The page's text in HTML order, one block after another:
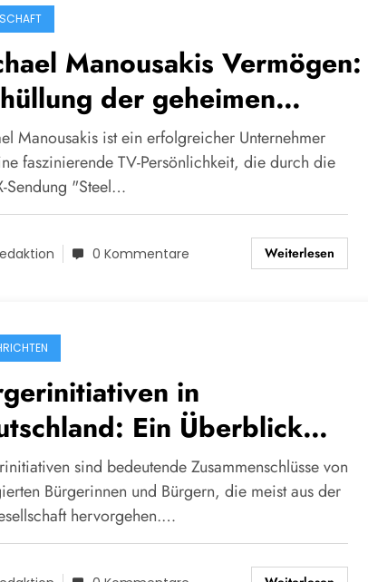
Manousakis Vermögen:
der geheimen
2024
Manousakis ist ein erfolgreicher Unternehmer
faszinierende TV-Persönlichkeit, die durch die
Sendung "Steel…
0 Kommentare Weiterlesen
in
Ein Überblick
aktive Bewegungen und
Ziele
sind bedeutende Zusammenschlüsse von
Bürgerinnen und Bürgern, die meist aus der
hervorgehen.…